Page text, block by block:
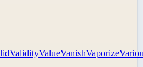
ValidityValueVanishVaporize